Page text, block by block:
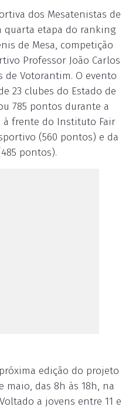
dos Mesatenistas de
quarta etapa do ranking
de Mesa, competição
Professor João Carlos
de Votorantim. O evento
23 clubes do Estado de
785 pontos durante a
à frente do Instituto Fair
(560 pontos) e da
pontos).
edição do projeto
maio, das 8h às 18h, na
a jovens entre 11 e